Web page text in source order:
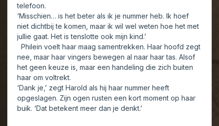
telefoon.
‘Misschien… is het beter als ik je nummer heb. Ik hoef
niet dichtbij te komen, maar ik wil wel weten hoe het met
jullie gaat. Het is tenslotte ook mijn kind.’
Philein voelt haar maag samentrekken. Haar hoofd zegt
nee, maar haar vingers bewegen al naar haar tas. Alsof
het geen keuze is, maar een handeling die zich buiten
haar om voltrekt.
‘Dank je,’ zegt Harold als hij haar nummer heeft
opgeslagen. Zijn ogen rusten een kort moment op haar
buik. ‘Dat betekent meer dan je denkt.’